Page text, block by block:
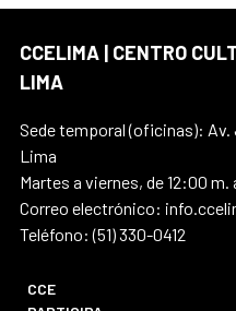
CCELIMA | CENTRO
LIMA
Sede temporal (oficinas): Av.
Lima
Martes a viernes, de 12:00 m.
Correo electrónico:
Teléfono: (51) 330-0412
CCE